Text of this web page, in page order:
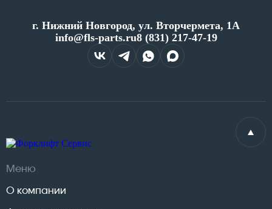
г. Нижний Новгород, ул. Вторчермета, 1А
info@fls-parts.ru8 (831) 217-47-19
Меню
О компании